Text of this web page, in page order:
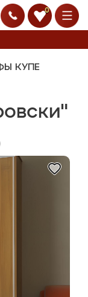
0
КУПЕ